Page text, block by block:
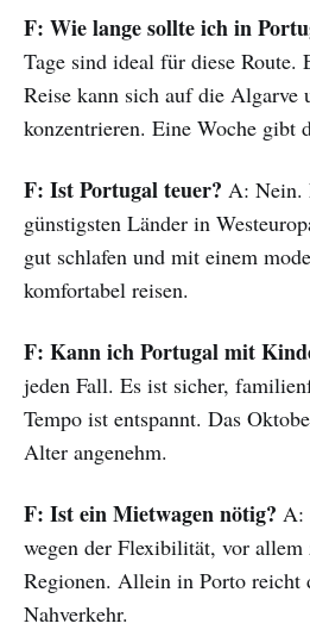
F: Wie lange sollte ich in
Tage sind ideal für diese Route.
Reise kann sich auf die Algarve
konzentrieren. Eine Woche gibt
F: Ist Portugal teuer? A: Nein.
günstigsten Länder in
gut schlafen und mit einem
komfortabel reisen.
F: Kann ich Portugal mit
jeden Fall. Es ist sicher,
Tempo ist entspannt. Das
Alter angenehm.
F: Ist ein Mietwagen nötig? A:
wegen der Flexibilität, vor allem
Regionen. Allein in Porto reicht
Nahverkehr.